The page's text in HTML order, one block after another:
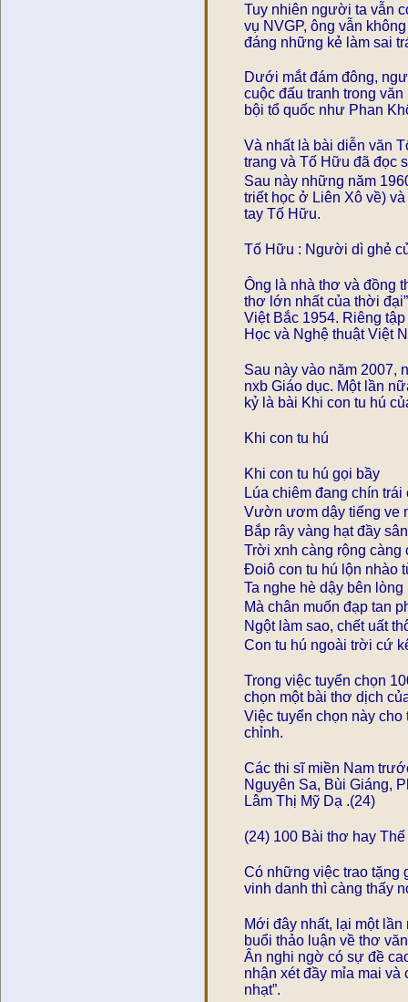
Tuy nhiên người ta vẫn
vụ NVGP, ông vẫn
đáng những kẻ làm sai
Dưới mắt đám đông,
cuộc đấu tranh trong
bội tổ quốc như Phan
Và nhất là bài diễn văn
trang và Tố Hữu đã đọc
Sau này những năm
triết học ở Liên Xô về)
tay Tố Hữu.
Tố Hữu : Người dì ghẻ
Ông là nhà thơ và đồng
thơ lớn nhất của thời
Việt Bắc 1954. Riêng
Học và Nghệ thuật Việt
Sau này vào năm 2007,
nxb Giáo dục. Một lần
kỷ là bài Khi con tu hú
Khi con tu hú
Khi con tu hú gọi bầy
Lúa chiêm đang chín trái
Vườn ươm dậy tiếng ve
Bắp rây vàng hạt đầy
Trời xnh càng rộng càng
Đoiô con tu hú lộn nhào
Ta nghe hè dậy bên lòng
Mà chân muốn đạp tan
Ngột làm sao, chết uất
Con tu hú ngoài trời cứ
Trong việc tuyển chọn
chọn một bài thơ dịch
Việc tuyển chọn này
chỉnh.
Các thi sĩ miền Nam
Nguyên Sa, Bùi Giáng,
Lâm Thị Mỹ Dạ .(24)
(24) 100 Bài thơ hay
Có những việc trao tặng
vinh danh thì càng thấy
Mới đây nhất, lại một
buổi thảo luận về thơ
Ân nghi ngờ có sự đề
nhận xét đầy mỉa mai và
nhạt”.